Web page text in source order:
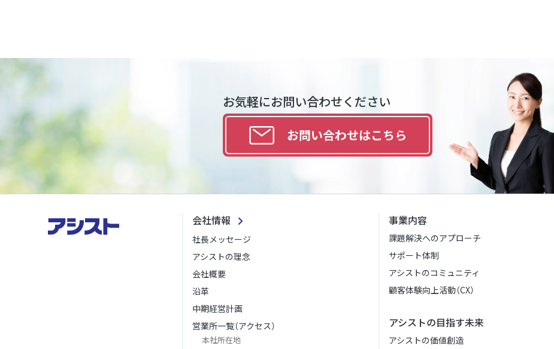
お気軽にお問い合わせください
お問い合わせはこちら
会社情報
社長メッセージ
アシストの理念
会社概要
沿革
中期経営計画
営業所一覧（アクセス）
本社所在地
事業内容
課題解決へのアプローチ
サポート体制
アシストのコミュニティ
顧客体験向上活動（CX）
アシストの目指す未来
アシストの価値創造